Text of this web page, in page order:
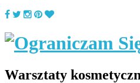
Warsztaty